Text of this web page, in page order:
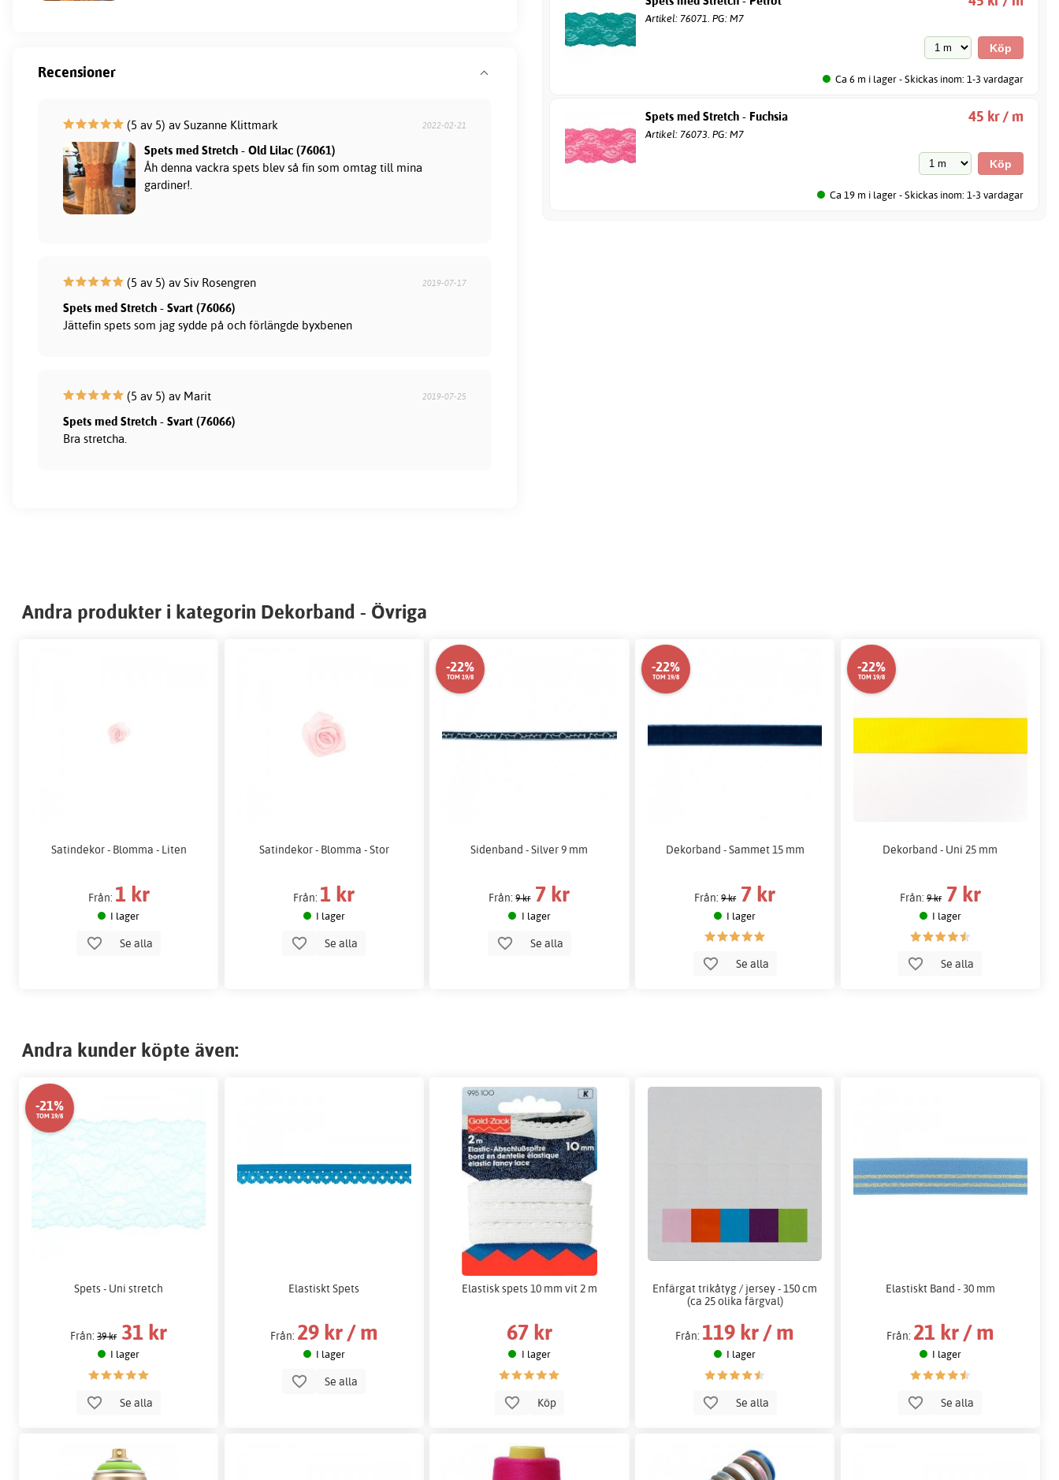
Artikel: 76071. PG: M7
Ca 6 m i lager - Skickas inom: 1-3 vardagar
Spets med Stretch - Fuchsia
Artikel: 76073. PG: M7
45 kr / m
Ca 19 m i lager - Skickas inom: 1-3 vardagar
Recensioner
(5 av 5) av Suzanne Klittmark 2022-02-21
Spets med Stretch - Old Lilac (76061)
Åh denna vackra spets blev så fin som omtag till mina
gardiner!.
(5 av 5) av Siv Rosengren 2019-07-17
Spets med Stretch - Svart (76066)
Jättefin spets som jag sydde på och förlängde byxbenen
(5 av 5) av Marit 2019-07-25
Spets med Stretch - Svart (76066)
Bra stretcha.
Andra produkter i kategorin Dekorband - Övriga
Satindekor - Blomma - Liten
Från: 1 kr
I lager
Se alla
Satindekor - Blomma - Stor
Från: 1 kr
I lager
Se alla
-22%
TOM 19/8
Sidenband - Silver 9 mm
Från:9 kr 7 kr
I lager
Se alla
-22%
TOM 19/8
Dekorband - Sammet 15 mm
Från:9 kr 7 kr
I lager
Se alla
-22%
TOM 19/8
Dekorband - Uni 25 mm
Från:9 kr 7 kr
I lager
Se alla
Andra kunder köpte även:
-21%
TOM 19/8
Spets - Uni stretch
Från:39 kr 31 kr
I lager
Se alla
Elastiskt Spets
Från: 29 kr / m
I lager
Se alla
Elastisk spets 10 mm vit 2 m
67 kr
I lager
Köp
Enfärgat trikåtyg / jersey - 150 cm
(ca 25 olika färgval)
Från: 119 kr / m
I lager
Se alla
Elastiskt Band - 30 mm
Från: 21 kr / m
I lager
Se alla